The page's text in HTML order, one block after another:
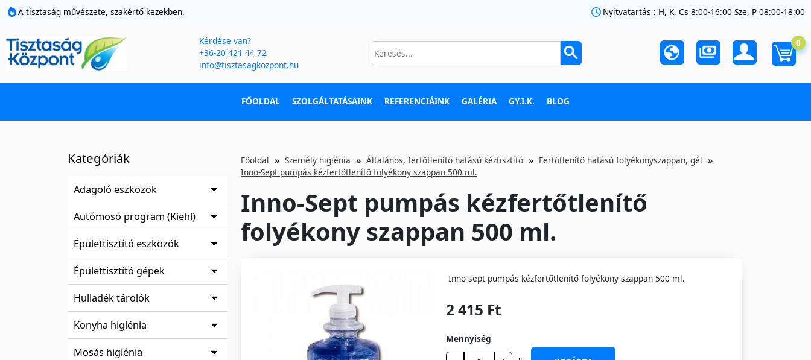
A tisztaság művészete, szakértő kezekben. Nyitvatartás : H, K, Cs 8:00-16:00 Sze, P 08:00-18:00
Kérdése van?
+36-20 421 44 72
info@tisztasagkozpont.hu
0
FŐOLDAL SZOLGÁLTATÁSAINK REFERENCIÁINK GALÉRIA GY.I.K. BLOG
Kategóriák
Adagoló eszközök
Autómosó program (Kiehl)
Épülettisztító eszközök
Épülettisztító gépek
Hulladék tárolók
Konyha higiénia
Mosás higiénia
Főoldal Személy higiénia Általános, fertőtlenítő hatású kéztisztító
Fertőtlenítő hatású folyékonyszappan, gél
Inno-Sept pumpás kézfertőtlenítő folyékony szappan 500 ml.
Inno-Sept pumpás kézfertőtlenítő
folyékony szappan 500 ml.
Inno-sept pumpás kézfertőtlenítő folyékony szappan 500 ml.
2 415 Ft
Mennyiség